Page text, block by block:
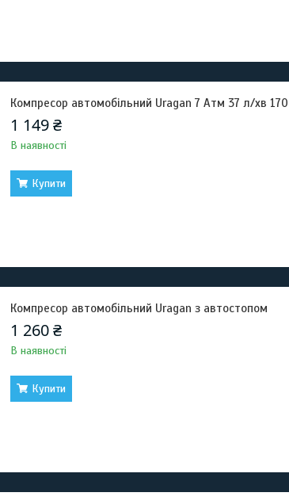
Компресор автомобільний Uragan 7 Атм 37 л/хв
1 149 ₴
В наявності
Купити
Компресор автомобільний Uragan з автостопом
1 260 ₴
В наявності
Купити